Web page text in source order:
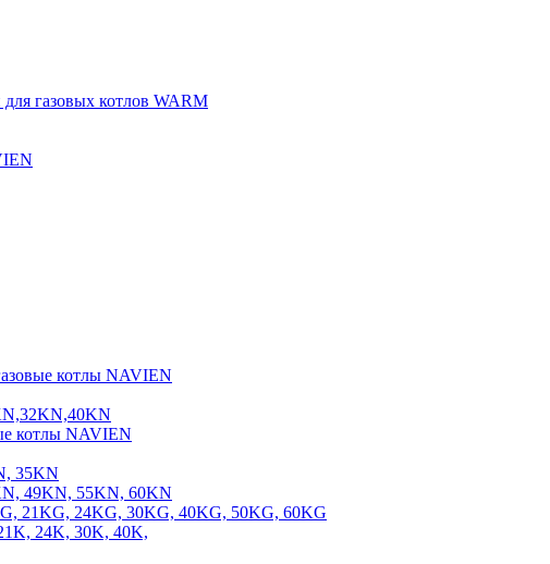
газовых котлов WARM
котлы NAVIEN
котлы NAVIEN
35KN
49KN, 55KN, 60KN
21KG, 24KG, 30KG, 40KG, 50KG, 60KG
24K, 30K, 40K,